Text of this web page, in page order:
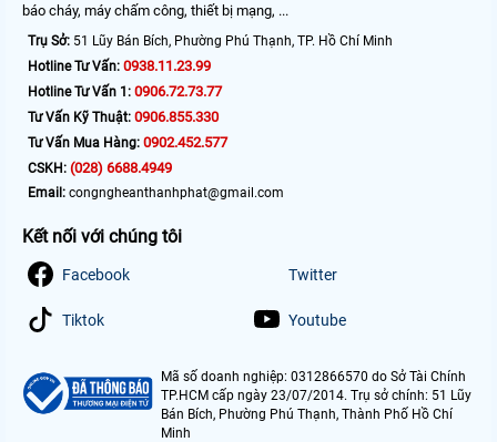
báo cháy, máy chấm công, thiết bị mạng, ...
Trụ Sở: 51 Lũy Bán Bích, Phường Phú Thạnh, TP. Hồ Chí Minh
Hotline Tư Vấn: 0938.11.23.99
Hotline Tư Vấn 1: 0906.72.73.77
Tư Vấn Kỹ Thuật: 0906.855.330
Tư Vấn Mua Hàng: 0902.452.577
CSKH: (028) 6688.4949
Email: congngheanthanhphat@gmail.com
Kết nối với chúng tôi
Facebook Twitter
Tiktok Youtube
Mã số doanh nghiệp: 0312866570 do Sở Tài Chính
TP.HCM cấp ngày 23/07/2014. Trụ sở chính: 51 Lũy
Bán Bích, Phường Phú Thạnh, Thành Phố Hồ Chí
Minh